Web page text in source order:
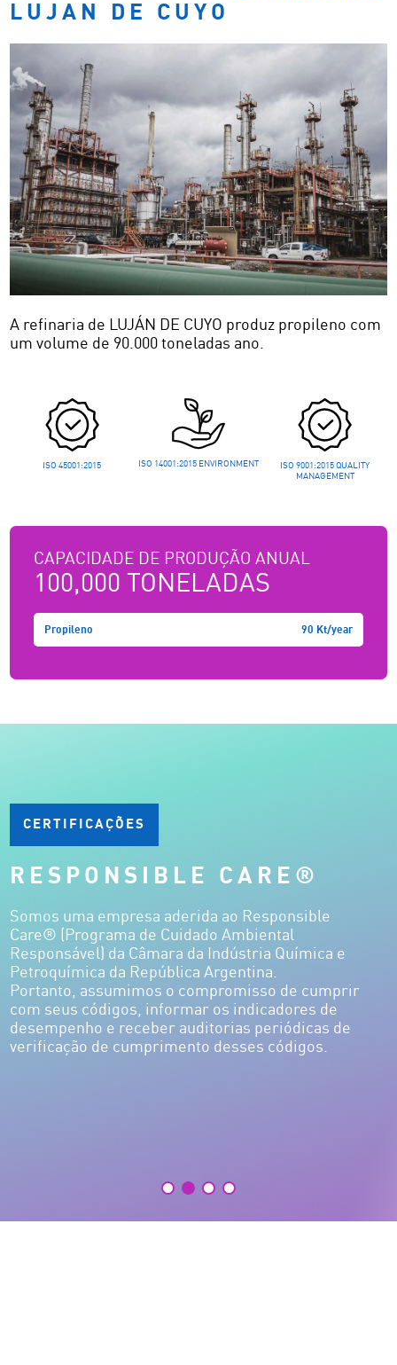
LUJAN DE CUYO
A refinaria de LUJÁN DE CUYO produz propileno com
um volume de 90.000 toneladas ano.
ISO 45001:2015 ISO 14001:2015 ENVIRONMENT
ISO 9001:2015 QUALITY
MANAGEMENT
CAPACIDADE DE PRODUÇÃO ANUAL
100,000 TONELADAS
Propileno 90 Kt/year
CERTIFICAÇÕES
RESPONSIBLE CARE®
Somos uma empresa aderida ao Responsible
Care® (Programa de Cuidado Ambiental
Responsável) da Câmara da Indústria Química e
Petroquímica da República Argentina.
Portanto, assumimos o compromisso de cumprir
com seus códigos, informar os indicadores de
desempenho e receber auditorias periódicas de
verificação de cumprimento desses códigos.